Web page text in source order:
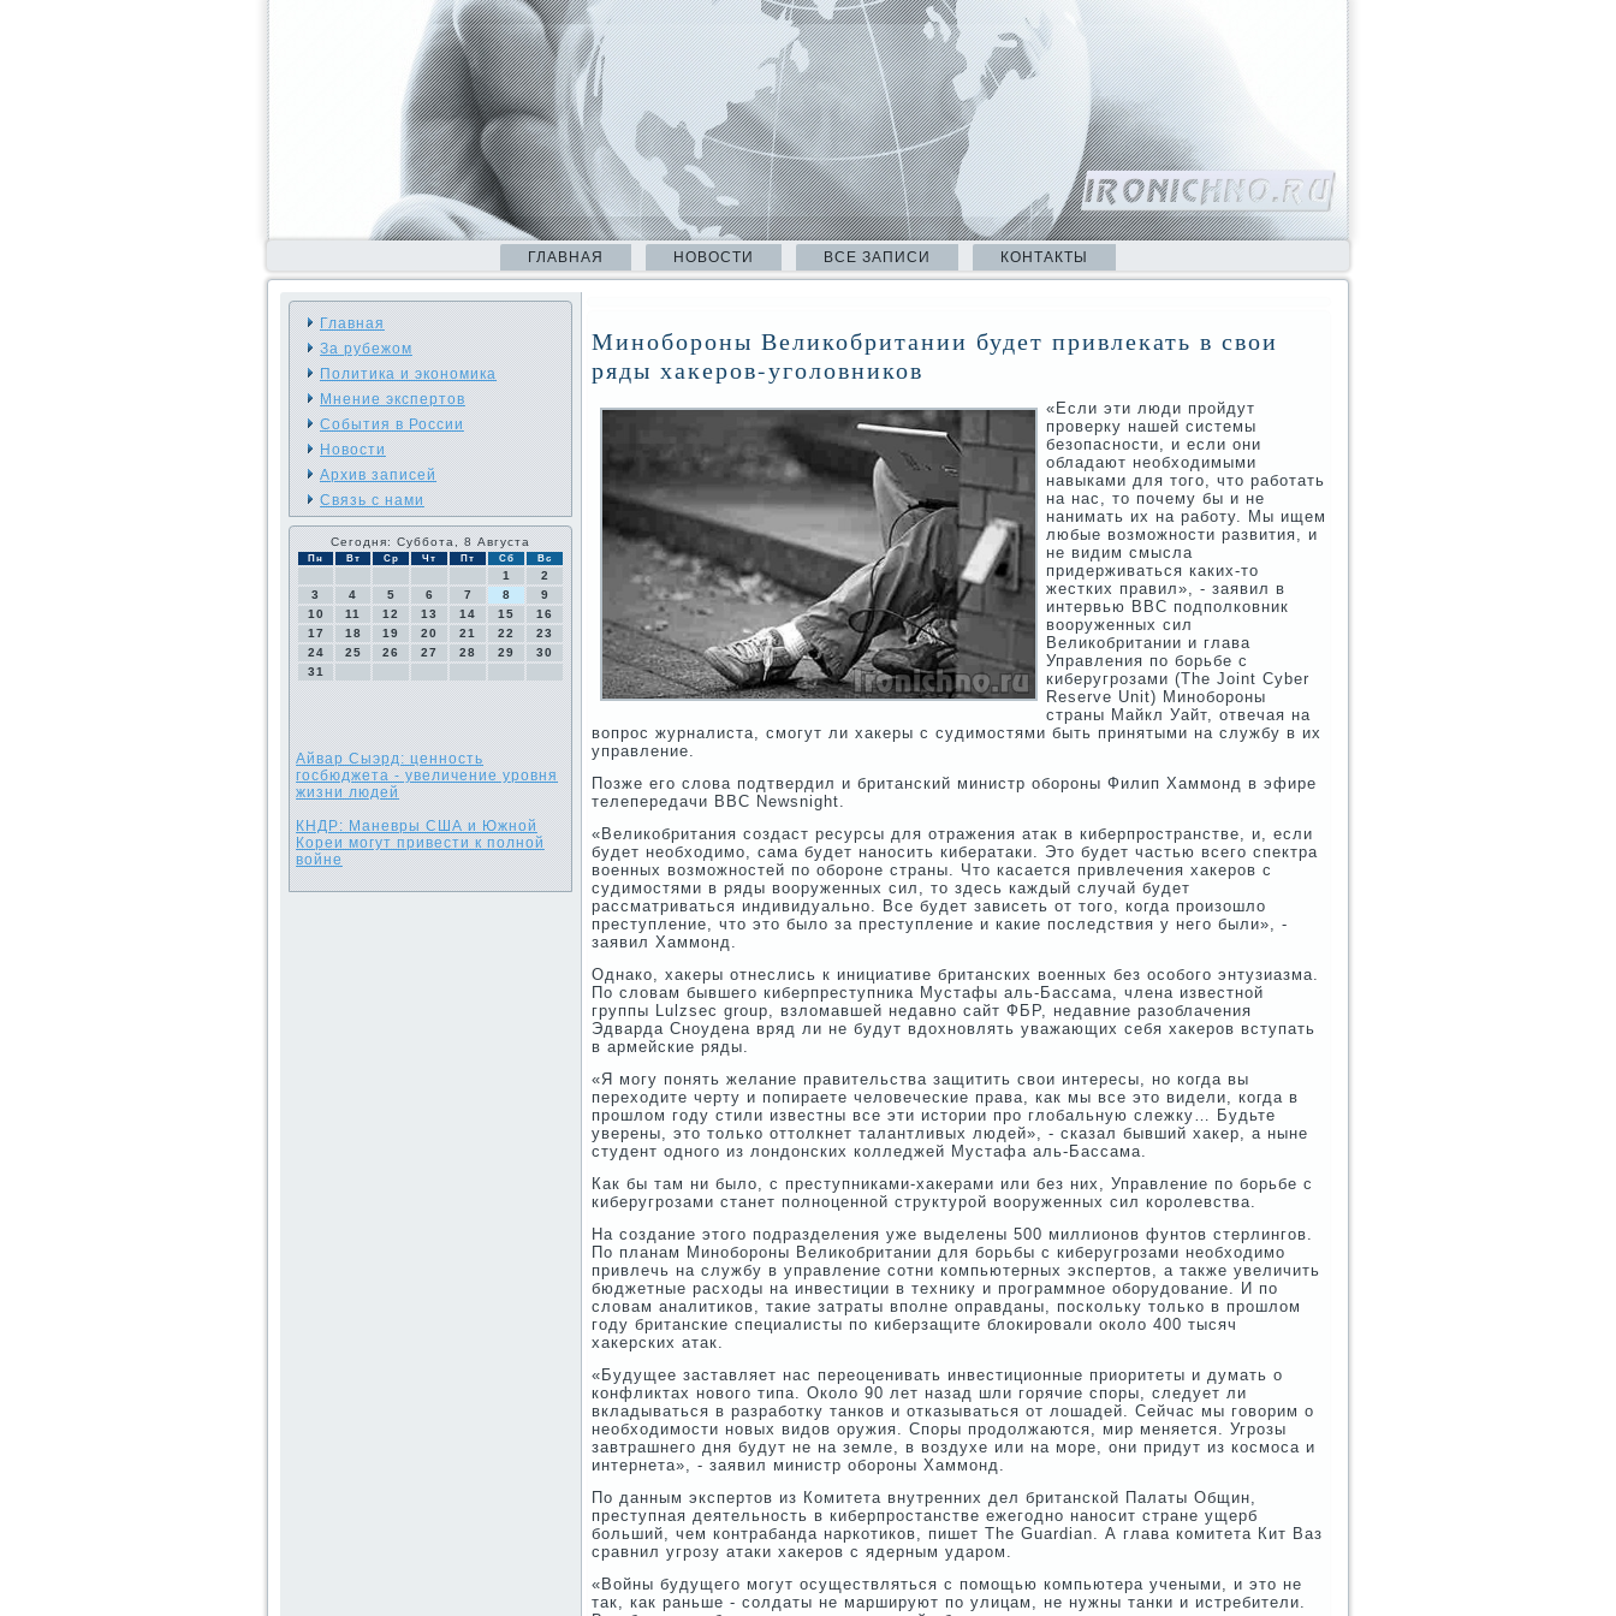
ГЛАВНАЯ НОВОСТИ ВСЕ ЗАПИСИ КОНТАКТЫ
Главная
За рубежом
Политика и экономика
Мнение экспертов
События в России
Новости
Архив записей
Связь с нами
Сегодня: Суббота, 8 Августа
Пн Вт Ср Чт Пт Сб Вс
1
2
3
4 5 6 7 8
9
10
11 12 13 14 15
16
17
18 19 20 21 22
23
24
25 26 27 28 29
30
31
Айвар Сыэрд: ценность
госбюджета - увеличение уровня
жизни людей
КНДР: Маневры США и Южной
Кореи могут привести к полной
войне
Минобороны Великобритании будет привлекать в свои
ряды хакеров-уголовников
«Если эти люди пройдут
проверку нашей системы
безопасности, и если они
обладают необходимыми
навыками для того, что работать
на нас, то почему бы и не
нанимать их на работу. Мы ищем
любые возможности развития, и
не видим смысла
придерживаться каких-то
жестких правил», - заявил в
интервью ВВС подполковник
вооруженных сил
Великобритании и глава
Управления по борьбе с
киберугрозами (The Joint Cyber
Reserve Unit) Минобороны
страны Майкл Уайт, отвечая на
вопрос журналиста, смогут ли хакеры с судимостями быть принятыми на службу в их
управление.
Позже его слова подтвердил и британский министр обороны Филип Хаммонд в эфире
телепередачи ВВС Newsnight.
«Великобритания создаст ресурсы для отражения атак в киберпространстве, и, если
будет необходимо, сама будет наносить кибератаки. Это будет частью всего спектра
военных возможностей по обороне страны. Что касается привлечения хакеров с
судимостями в ряды вооруженных сил, то здесь каждый случай будет
рассматриваться индивидуально. Все будет зависеть от того, когда произошло
преступление, что это было за преступление и какие последствия у него были», -
заявил Хаммонд.
Однако, хакеры отнеслись к инициативе британских военных без особого энтузиазма.
По словам бывшего киберпреступника Мустафы аль-Бассама, члена известной
группы Lulzsec group, взломавшей недавно сайт ФБР, недавние разоблачения
Эдварда Сноудена вряд ли не будут вдохновлять уважающих себя хакеров вступать
в армейские ряды.
«Я могу понять желание правительства защитить свои интересы, но когда вы
переходите черту и попираете человеческие права, как мы все это видели, когда в
прошлом году стили известны все эти истории про глобальную слежку… Будьте
уверены, это только оттолкнет талантливых людей», - сказал бывший хакер, а ныне
студент одного из лондонских колледжей Мустафа аль-Бассама.
Как бы там ни было, с преступниками-хакерами или без них, Управление по борьбе с
киберугрозами станет полноценной структурой вооруженных сил королевства.
На создание этого подразделения уже выделены 500 миллионов фунтов стерлингов.
По планам Минобороны Великобритании для борьбы с киберугрозами необходимо
привлечь на службу в управление сотни компьютерных экспертов, а также увеличить
бюджетные расходы на инвестиции в технику и программное оборудование. И по
словам аналитиков, такие затраты вполне оправданы, поскольку только в прошлом
году британские специалисты по киберзащите блокировали около 400 тысяч
хакерских атак.
«Будущее заставляет нас переоценивать инвестиционные приоритеты и думать о
конфликтах нового типа. Около 90 лет назад шли горячие споры, следует ли
вкладываться в разработку танков и отказываться от лошадей. Сейчас мы говорим о
необходимости новых видов оружия. Споры продолжаются, мир меняется. Угрозы
завтрашнего дня будут не на земле, в воздухе или на море, они придут из космоса и
интернета», - заявил министр обороны Хаммонд.
По данным экспертов из Комитета внутренних дел британской Палаты Общин,
преступная деятельность в киберпростанстве ежегодно наносит стране ущерб
больший, чем контрабанда наркотиков, пишет The Guardian. А глава комитета Кит Ваз
сравнил угрозу атаки хакеров с ядерным ударом.
«Войны будущего могут осуществляться с помощью компьютера учеными, и это не
так, как раньше - солдаты не маршируют по улицам, не нужны танки и истребители.